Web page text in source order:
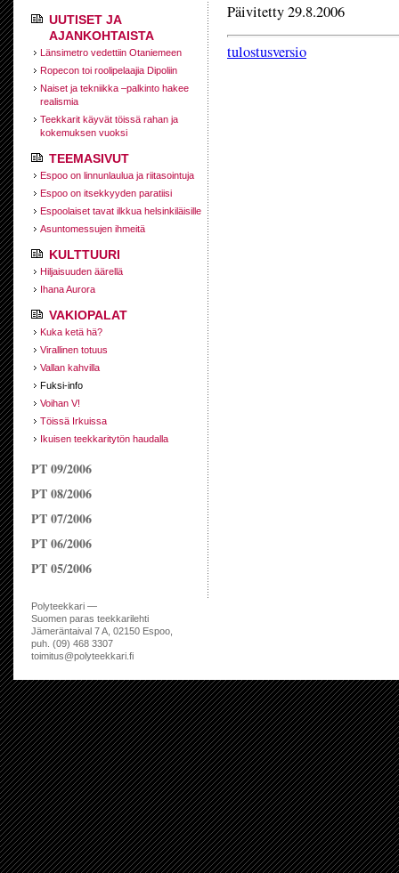
UUTISET JA
AJANKOHTAISTA
Länsimetro vedettiin Otaniemeen
Ropecon toi roolipelaajia Dipoliin
Naiset ja tekniikka –palkinto hakee
realismia
Teekkarit käyvät töissä rahan ja
kokemuksen vuoksi
TEEMASIVUT
Espoo on linnunlaulua ja riitasointuja
Espoo on itsekkyyden paratiisi
Espoolaiset tavat ilkkua helsinkiläisille
Asuntomessujen ihmeitä
KULTTUURI
Hiljaisuuden äärellä
Ihana Aurora
VAKIOPALAT
Kuka ketä hä?
Virallinen totuus
Vallan kahvilla
Fuksi-info
Voihan V!
Töissä Irkuissa
Ikuisen teekkaritytön haudalla
PT 09/2006
PT 08/2006
PT 07/2006
PT 06/2006
PT 05/2006
Päivitetty 29.8.2006
tulostusversio
Polyteekkari —
Suomen paras teekkarilehti
Jämeräntaival 7 A, 02150 Espoo,
puh. (09) 468 3307
toimitus@polyteekkari.fi